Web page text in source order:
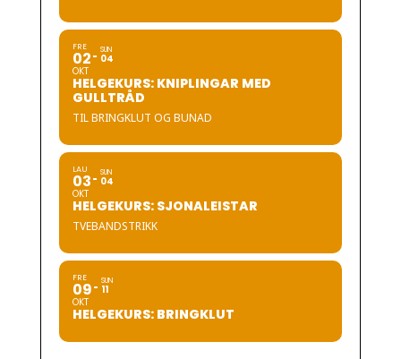
FRE
02
OKT
SUN
04
HELGEKURS: KNIPLINGAR MED
GULLTRÅD
TIL BRINGKLUT OG BUNAD
LAU
03
OKT
SUN
04
HELGEKURS: SJONALEISTAR
TVEBANDSTRIKK
FRE
09
OKT
SUN
11
HELGEKURS: BRINGKLUT